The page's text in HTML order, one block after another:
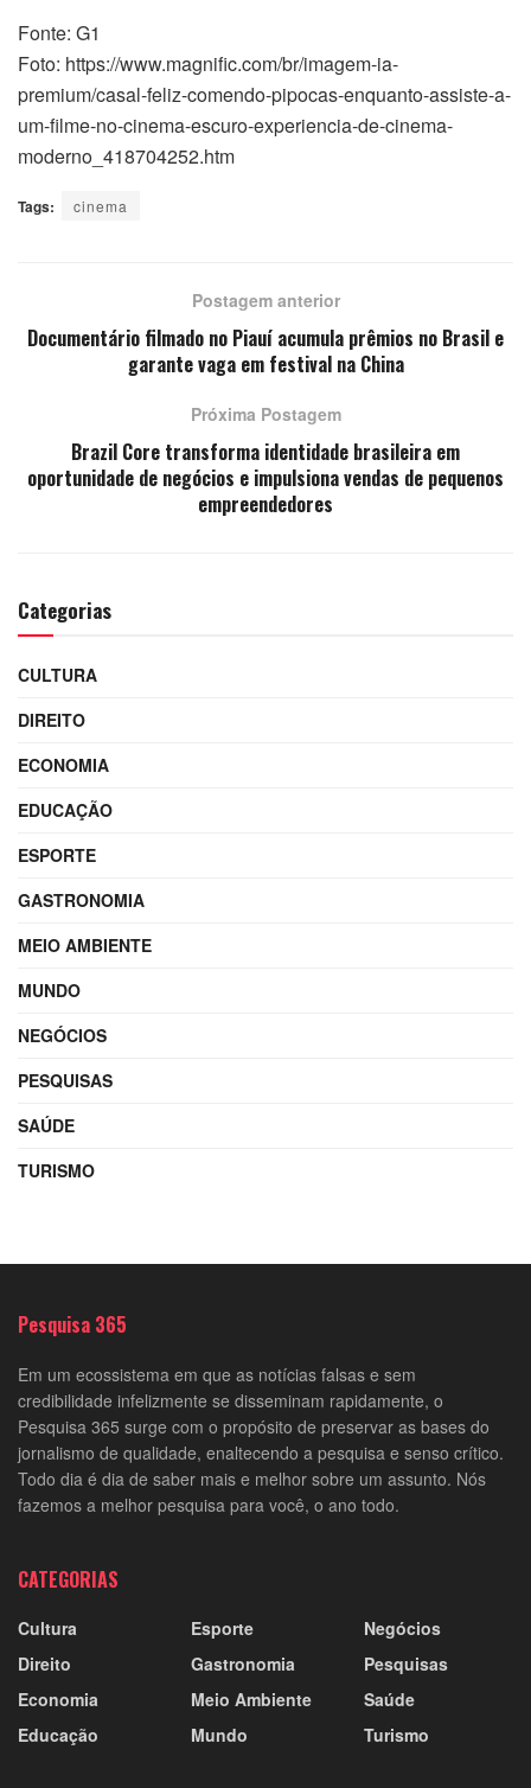
Fonte: G1
Foto: https://www.magnific.com/br/imagem-ia-
premium/casal-feliz-comendo-pipocas-enquanto-assiste-a-
um-filme-no-cinema-escuro-experiencia-de-cinema-
moderno_418704252.htm
Tags: cinema
Postagem anterior
Documentário filmado no Piauí acumula prêmios no Brasil e
garante vaga em festival na China
Próxima Postagem
Brazil Core transforma identidade brasileira em
oportunidade de negócios e impulsiona vendas de pequenos
empreendedores
Categorias
CULTURA
DIREITO
ECONOMIA
EDUCAÇÃO
ESPORTE
GASTRONOMIA
MEIO AMBIENTE
MUNDO
NEGÓCIOS
PESQUISAS
SAÚDE
TURISMO
Pesquisa 365
Em um ecossistema em que as notícias falsas e sem
credibilidade infelizmente se disseminam rapidamente, o
Pesquisa 365 surge com o propósito de preservar as bases do
jornalismo de qualidade, enaltecendo a pesquisa e senso crítico.
Todo dia é dia de saber mais e melhor sobre um assunto. Nós
fazemos a melhor pesquisa para você, o ano todo.
CATEGORIAS
Cultura
Direito
Economia
Educação
Esporte
Gastronomia
Meio Ambiente
Mundo
Negócios
Pesquisas
Saúde
Turismo